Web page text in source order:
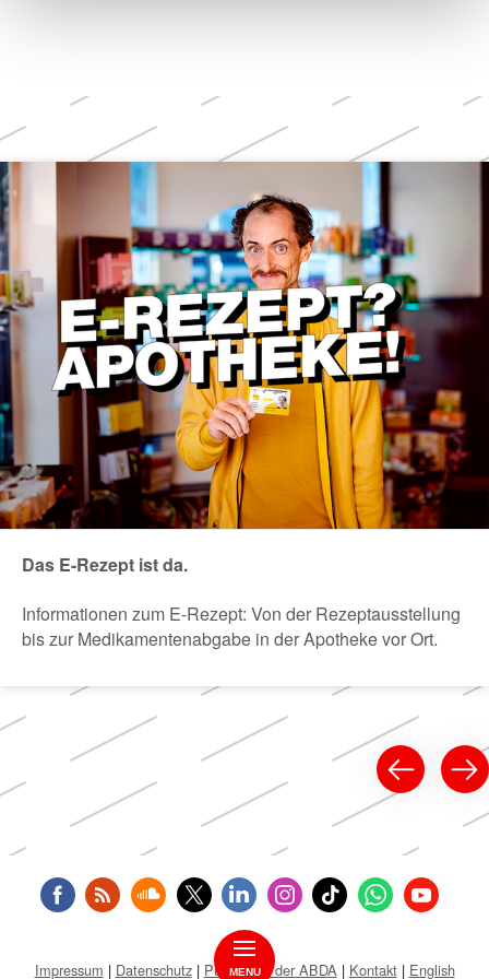
MENU
Weitere
Themen
Das E-Rezept ist da.
Informationen zum E-Rezept: Von der Rezeptausstellung
bis zur Medikamentenabgabe in der Apotheke vor Ort.
Impressum Datenschutz Public Key der ABDA Kontakt English